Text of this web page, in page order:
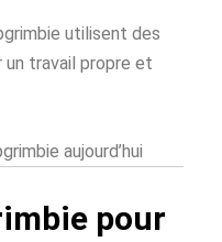
utilisent des
un travail propre et
aujourd’hui
pour